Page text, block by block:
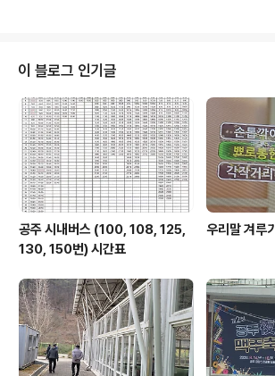
밤 프로그램이 진행되는 이곳은 꽉 찰 것이다.. 한닟 주차장
으로 가는 자동차들이 줄을 잇는다. 도로 위서부터 서행으
로 진행하는 차들이 답답하다. 신관공원에는 예년에 없던
웅진성이 세워졌고 그 뒤로 많은 부츠가 만들어졌다. 우선
찾아간 곳은 우리 삼락 봉사단이 자원 봉사하는 양산 대여
소다. 오늘은 윤이*, 김규* 두..
이 블로그 인기글
공주 시내버스 (100, 108, 125,
130, 150번) 시간표
우리말 겨루기